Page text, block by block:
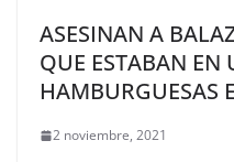
ASESINAN A
QUE ESTABAN EN
HAMBURGUESAS
2 noviembre, 2021